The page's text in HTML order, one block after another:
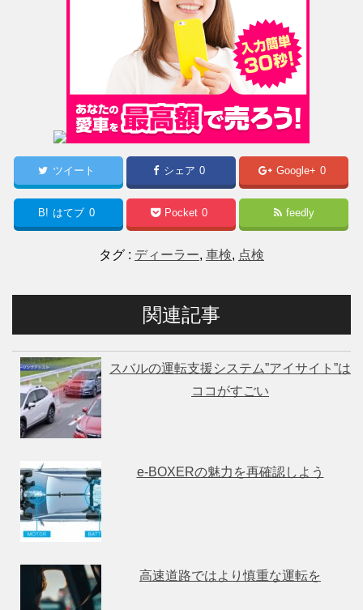
ツイート シェア 0 Google+ 0
B! はてブ 0 Pocket 0 feedly
タグ : ディーラー, 車検, 点検
関連記事
スバルの運転支援システム”アイサイト”は
ココがすごい
e-BOXERの魅力を再確認しよう
高速道路ではより慎重な運転を